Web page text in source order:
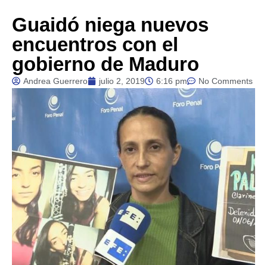
Guaidó niega nuevos
encuentros con el
gobierno de Maduro
Andrea Guerrero julio 2, 2019 6:16 pm No Comments